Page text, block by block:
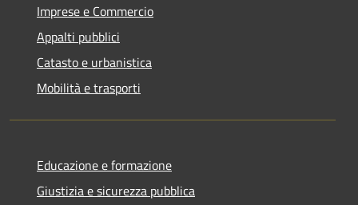
Imprese e Commercio
Appalti pubblici
Catasto e urbanistica
Mobilità e trasporti
Educazione e formazione
Giustizia e sicurezza pubblica